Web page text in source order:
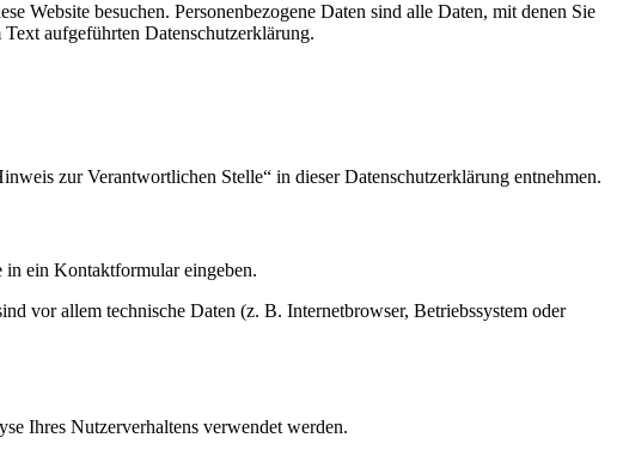
Website besuchen. Personenbezogene Daten sind alle Daten, mit denen Sie
aufgeführten Datenschutzerklärung.
zur Verantwortlichen Stelle“ in dieser Datenschutzerklärung entnehmen.
in ein Kontaktformular eingeben.
vor allem technische Daten (z. B. Internetbrowser, Betriebssystem oder
Ihres Nutzerverhaltens verwendet werden.